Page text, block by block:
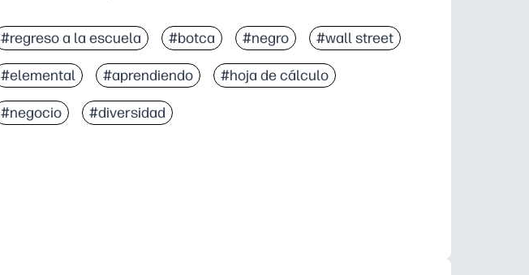
#regreso a la escuela #botca #negro #wall street
#elemental #aprendiendo #hoja de cálculo
#negocio #diversidad